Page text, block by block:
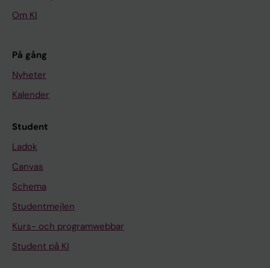
Om KI
På gång
Nyheter
Kalender
Student
Ladok
Canvas
Schema
Studentmejlen
Kurs- och programwebbar
Student på KI